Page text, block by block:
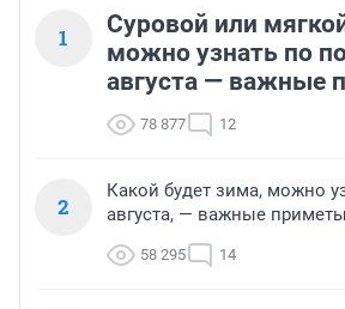
1
Суровой или
можно узнать по
августа — важные
78 877 12
2
Какой будет зима, можно
августа, — важные приметы
58 295 14